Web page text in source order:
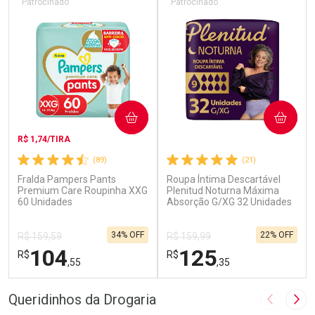
(89)
R$ 1,74/TIRA
Fralda Pampers Pants
Premium Care Roupinha XXG
60 Unidades
R$ 159,59
R$104,55
34% OFF
COMPRAR
(21)
Roupa Íntima Descartável
Plenitud Noturna Máxima
Absorção G/XG 32 Unidades
R$ 159,99
R$125,35
22% OFF
COMPRAR
Queridinhos da Drogaria Imagem